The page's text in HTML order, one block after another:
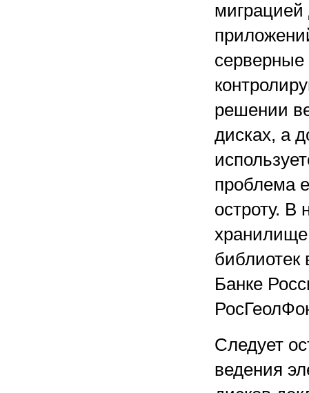
миграцией
решении
дисках, а
проблема
остроту. В
хранилище
библиотек
Банке
Следует
ведения